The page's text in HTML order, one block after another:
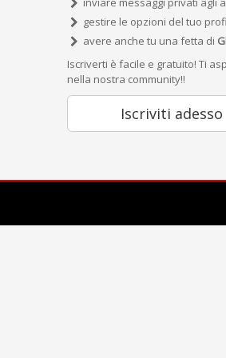
gestire le opzioni del tuo
avere anche tu una fetta di
Iscriverti è facile e gratuito! Ti
nella nostra community!!
Iscriviti adesso